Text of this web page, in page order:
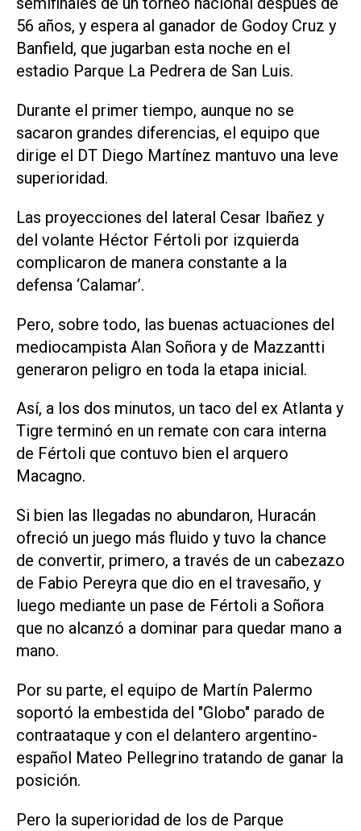
56 años, y espera al ganador de Godoy Cruz y
Banfield, que jugarban esta noche en el
estadio Parque La Pedrera de San Luis.
Durante el primer tiempo, aunque no se
sacaron grandes diferencias, el equipo que
dirige el DT Diego Martínez mantuvo una leve
superioridad.
Las proyecciones del lateral Cesar Ibañez y
del volante Héctor Fértoli por izquierda
complicaron de manera constante a la
defensa ‘Calamar’.
Pero, sobre todo, las buenas actuaciones del
mediocampista Alan Soñora y de Mazzantti
generaron peligro en toda la etapa inicial.
Así, a los dos minutos, un taco del ex Atlanta y
Tigre terminó en un remate con cara interna
de Fértoli que contuvo bien el arquero
Macagno.
Si bien las llegadas no abundaron, Huracán
ofreció un juego más fluido y tuvo la chance
de convertir, primero, a través de un cabezazo
de Fabio Pereyra que dio en el travesaño, y
luego mediante un pase de Fértoli a Soñora
que no alcanzó a dominar para quedar mano a
mano.
Por su parte, el equipo de Martín Palermo
soportó la embestida del "Globo" parado de
contraataque y con el delantero argentino-
español Mateo Pellegrino tratando de ganar la
posición.
Pero la superioridad de los de Parque